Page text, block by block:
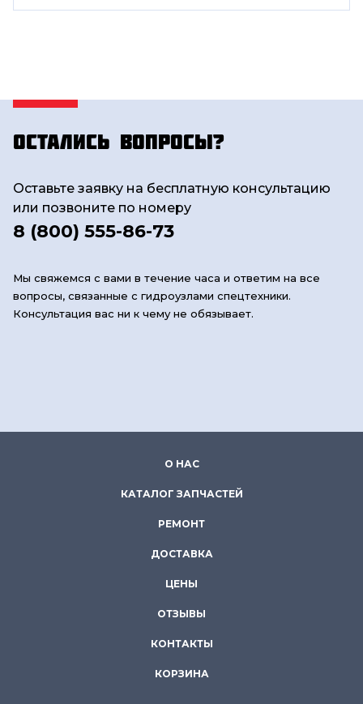
Остались вопросы?
Оставьте заявку на бесплатную консультацию
или позвоните по номеру
8 (800) 555-86-73
Мы свяжемся с вами в течение часа и ответим на все
вопросы, связанные с гидроузлами спецтехники.
Консультация вас ни к чему не обязывает.
О НАС
КАТАЛОГ ЗАПЧАСТЕЙ
РЕМОНТ
ДОСТАВКА
ЦЕНЫ
ОТЗЫВЫ
КОНТАКТЫ
КОРЗИНА